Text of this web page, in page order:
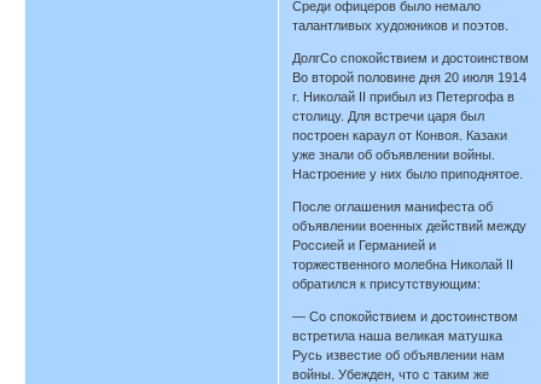
Среди офицеров было немало
талантливых художников и поэтов.
ДолгСо спокойствием и достоинством
Во второй половине дня 20 июля 1914
г. Николай II прибыл из Петергофа в
столицу. Для встречи царя был
построен караул от Конвоя. Казаки
уже знали об объявлении войны.
Настроение у них было приподнятое.
После оглашения манифеста об
объявлении военных действий между
Россией и Германией и
торжественного молебна Николай II
обратился к присутствующим:
— Со спокойствием и достоинством
встретила наша великая матушка
Русь известие об объявлении нам
войны. Убежден, что с таким же